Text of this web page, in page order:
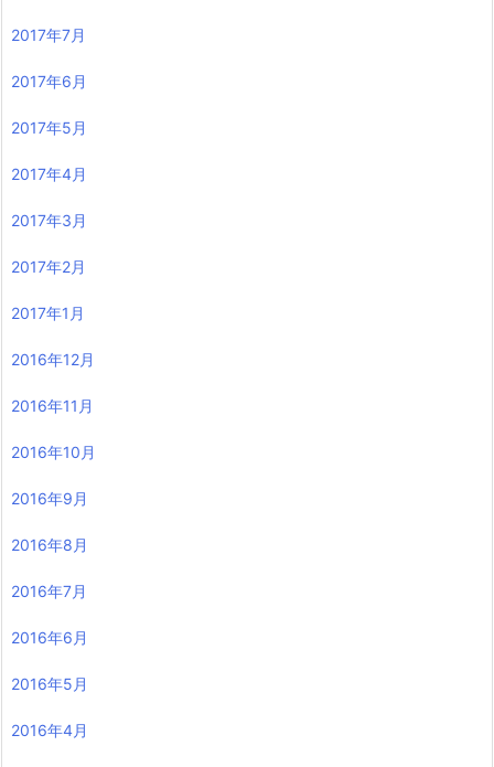
2017年7月
2017年6月
2017年5月
2017年4月
2017年3月
2017年2月
2017年1月
2016年12月
2016年11月
2016年10月
2016年9月
2016年8月
2016年7月
2016年6月
2016年5月
2016年4月